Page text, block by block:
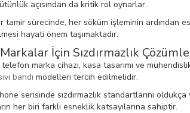
açısından da kritik rol oynarlar.
tamir sürecinde, her söküm işleminin ardından
hayati önem taşımaktadır.
İçin Sızdırmazlık
telefon marka cihazı, kasa tasarımı ve
bandı modelleri tercih edilmelidir.
serisinde sızdırmazlık standartlarını
her biri farklı esneklik katsayılarına sahiptir.